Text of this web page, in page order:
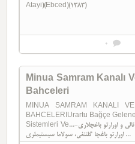
Atayi)(Ebced)(1383)
0
Minua Samram Kanalı
Bahceleri
MINUA SAMRAM KANALI
BAHCELERIUrartu Bağçe
Sistemleri Ve...مینوآ سامرام کانا‌لی و اورارتو باغچلاري-
اورارتو باغچا گلنئغی، سولاما سیستيملری ...